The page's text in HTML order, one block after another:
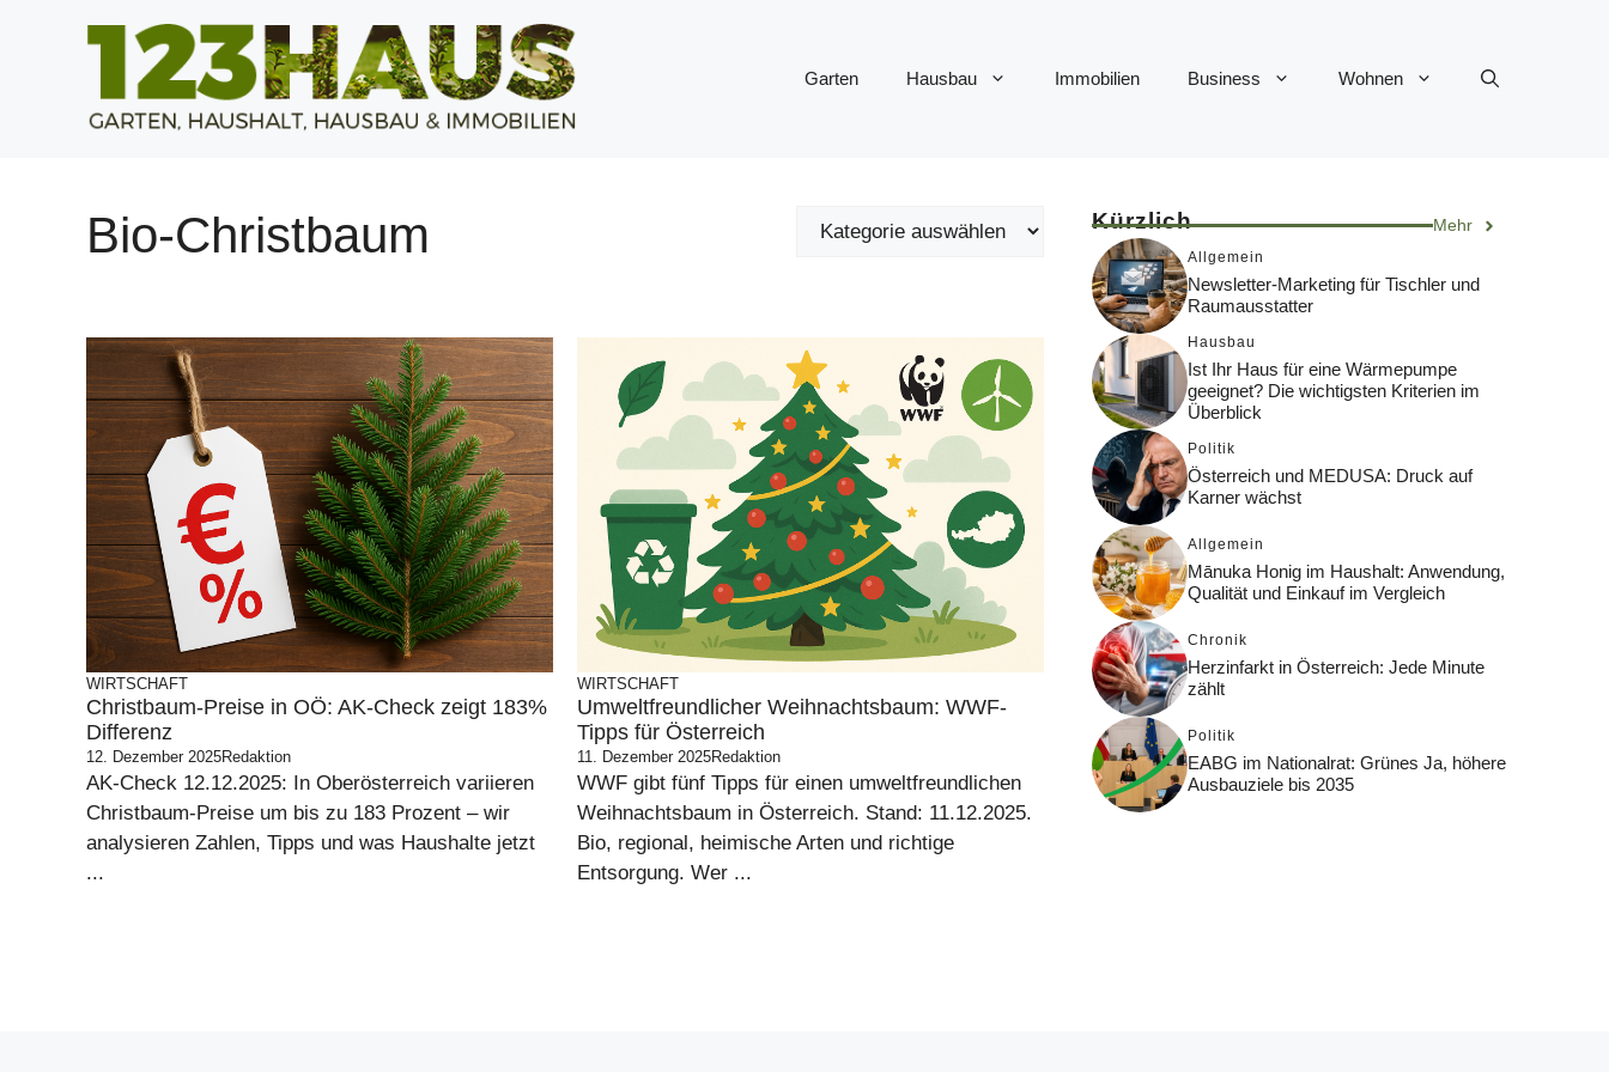
Garten Hausbau Immobilien Business Wohnen
Bio-Christbaum
WIRTSCHAFT
Christbaum-Preise in OÖ: AK-Check zeigt 183%
Differenz
12. Dezember 2025Redaktion
AK-Check 12.12.2025: In Oberösterreich variieren
Christbaum-Preise um bis zu 183 Prozent – wir
analysieren Zahlen, Tipps und was Haushalte jetzt
...
WIRTSCHAFT
Umweltfreundlicher Weihnachtsbaum: WWF-
Tipps für Österreich
11. Dezember 2025Redaktion
WWF gibt fünf Tipps für einen umweltfreundlichen
Weihnachtsbaum in Österreich. Stand: 11.12.2025.
Bio, regional, heimische Arten und richtige
Entsorgung. Wer ...
Kürzlich Mehr
Allgemein
Newsletter-Marketing für Tischler und
Raumausstatter
Hausbau
Ist Ihr Haus für eine Wärmepumpe
geeignet? Die wichtigsten Kriterien im
Überblick
Politik
Österreich und MEDUSA: Druck auf
Karner wächst
Allgemein
Mānuka Honig im Haushalt: Anwendung,
Qualität und Einkauf im Vergleich
Chronik
Herzinfarkt in Österreich: Jede Minute
zählt
Politik
EABG im Nationalrat: Grünes Ja, höhere
Ausbauziele bis 2035